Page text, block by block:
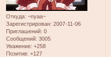
Откуда: ~nyaa~
Зарегистрирован: 2007-11-06
Приглашений: 0
Сообщений: 3005
Уважение: +258
Позитив: +127